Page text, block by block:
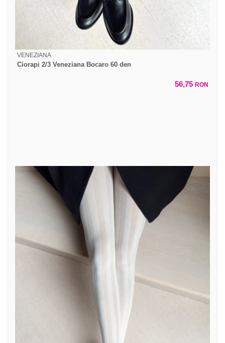
VENEZIANA
Ciorapi 2/3 Veneziana Bocaro 60 den
56,75 RON